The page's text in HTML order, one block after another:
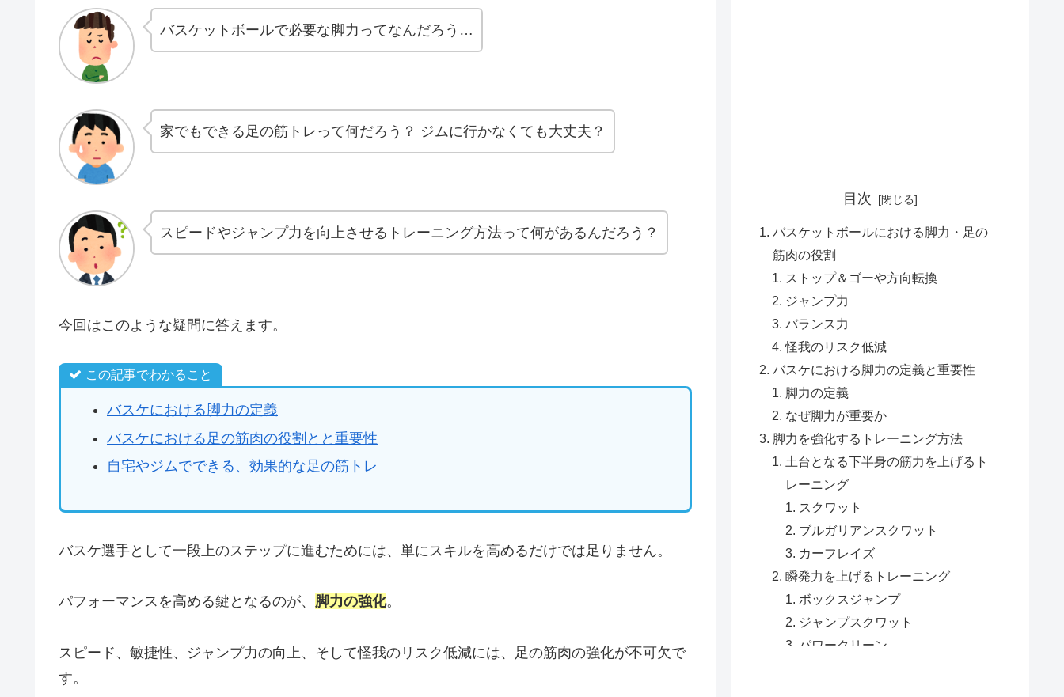
バスケットボールで必要な脚力ってなんだろう…
家でもできる足の筋トレって何だろう？ ジムに行かなくても大丈夫？
スピードやジャンプ力を向上させるトレーニング方法って何があるんだろう？
今回はこのような疑問に答えます。
この記事でわかること
バスケにおける脚力の定義
バスケにおける足の筋肉の役割とと重要性
自宅やジムでできる、効果的な足の筋トレ
バスケ選手として一段上のステップに進むためには、単にスキルを高めるだけでは足りません。
パフォーマンスを高める鍵となるのが、 脚力の強化。
スピード、敏捷性、ジャンプ力の向上、そして怪我のリスク低減には、足の筋肉の強化が不可欠で
す。
目次
バスケットボールにおける脚力・足の
筋肉の役割
ストップ＆ゴーや方向転換
ジャンプ力
バランス力
怪我のリスク低減
バスケにおける脚力の定義と重要性
脚力の定義
なぜ脚力が重要か
脚力を強化するトレーニング方法
土台となる下半身の筋力を上げるト
レーニング
スクワット
ブルガリアンスクワット
カーフレイズ
瞬発力を上げるトレーニング
ボックスジャンプ
ジャンプスクワット
パワークリーン